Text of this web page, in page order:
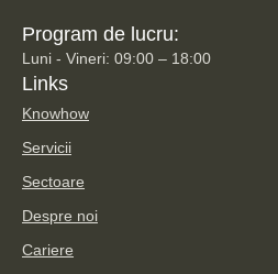
Program de lucru:
Luni - Vineri: 09:00 – 18:00
Links
Knowhow
Servicii
Sectoare
Despre noi
Cariere